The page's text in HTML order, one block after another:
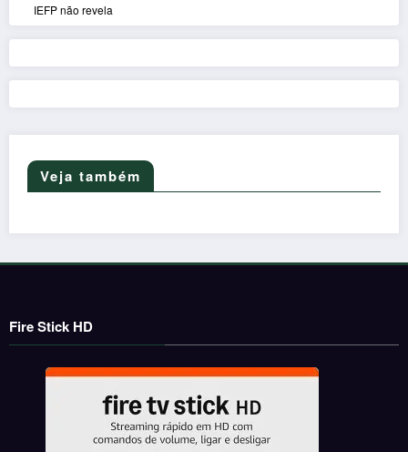
IEFP não revela
Veja também
Fire Stick HD